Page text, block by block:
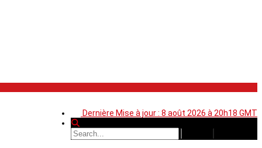
Dernière Mise à jour : 8 août 2026 à 20h18 GMT